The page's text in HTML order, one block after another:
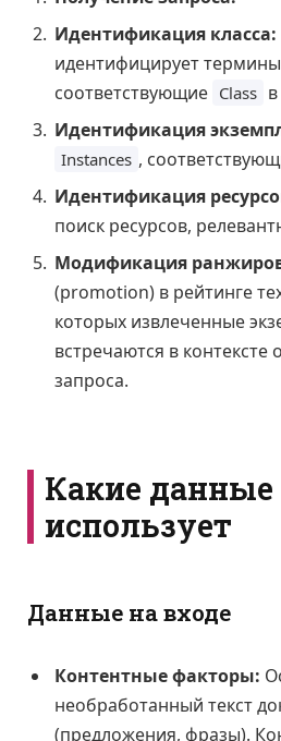
Идентификация класса:
идентифицирует
соответствующие Class
Идентификация
Instances ,
Идентификация
поиск ресурсов,
Модификация
(promotion) в рейтинге
которых извлеченные
встречаются в
запроса.
Какие данные
использует
Данные на входе
Контентные факторы:
необработанный текст
(предложения, фразы).